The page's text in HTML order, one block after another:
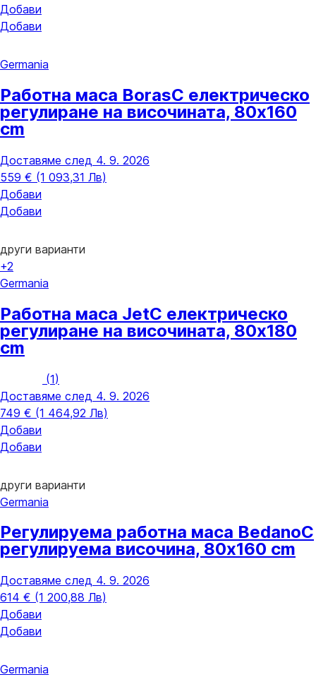
Добави
Добави
Germania
Работна маса BorasС електрическо
регулиране на височината, 80x160
cm
Доставяме след 4. 9. 2026
559 € (1 093,31 Лв)
Добави
Добави
други варианти
+2
Germania
Работна маса JetС електрическо
регулиране на височината, 80x180
cm
(1)
Доставяме след 4. 9. 2026
749 € (1 464,92 Лв)
Добави
Добави
други варианти
Germania
Регулируема работна маса BedanoС
регулируема височина, 80x160 cm
Доставяме след 4. 9. 2026
614 € (1 200,88 Лв)
Добави
Добави
Germania